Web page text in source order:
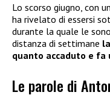
Lo scorso giugno, con
ha rivelato di essersi
durante la quale le
distanza di settimane
quanto accaduto e fa
Le parole di